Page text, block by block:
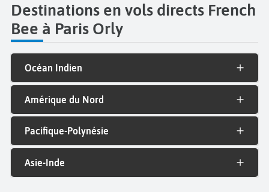
Destinations en vols directs French
Bee à Paris Orly
Océan Indien
Amérique du Nord
Pacifique-Polynésie
Asie-Inde